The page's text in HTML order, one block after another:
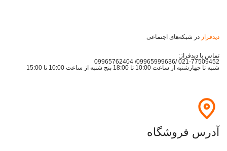
دیدفراز در شبکه‌های اجتماعی
تماس با دیدفراز:
021-77509452 /09965999636/ 09965762404
شنبه تا چهارشنبه از ساعت 10:00 تا 18:00 پنج شنبه از ساعت 10:00 تا 15:00
آدرس فروشگاه